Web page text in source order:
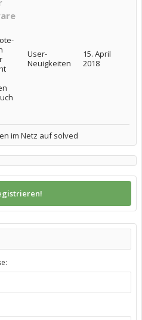
User-
Neuigkeiten
15. April
2018
im Netz auf solved